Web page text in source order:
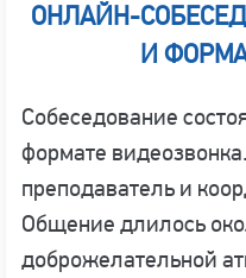
ОНЛАЙН-
И
Собеседование
формате
преподаватель и
Общение длилось
доброжелательной